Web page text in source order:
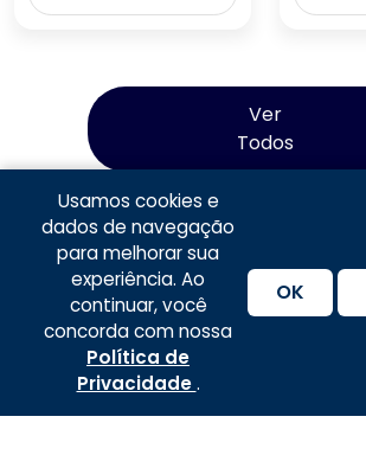
Fale com anunciante
Ver
Todos
Política de Privacidade
Uso | Política de Frete
Devolução/Troca
Usamos cookies e
dados de navegação
para melhorar sua
experiência. Ao
continuar, você
concorda com nossa
Política de
Privacidade.
OK